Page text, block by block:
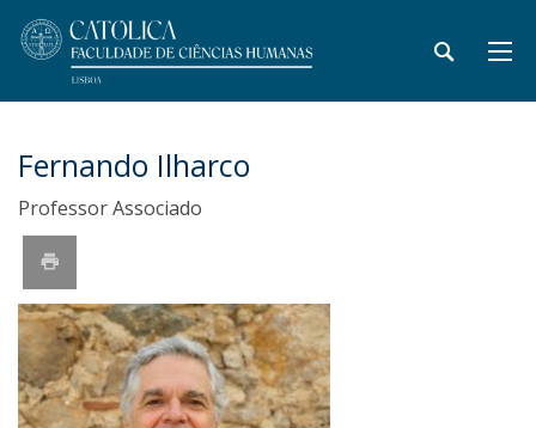
Fernando Ilharco
Professor Associado